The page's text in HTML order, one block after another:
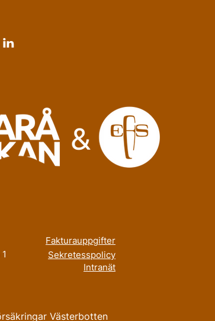
Intranät
Fakturauppgifter
Sekretesspolicy
Västerbotten